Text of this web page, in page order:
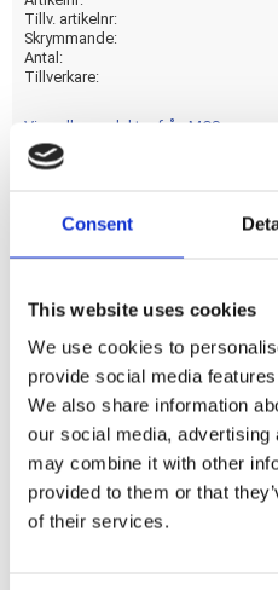
Consent
This website uses cookies
We use cookies to
provide social media
We also share information
our social media,
may combine it with other
provided to them or that
of their services.
Tillv. artikelnr
Skrymmande
Antal
Tillverkare
Visa alla produkter från MCS
POLISHED
Dela med dig
F
a
c
e
b
o
o
k
Omdömen
Du